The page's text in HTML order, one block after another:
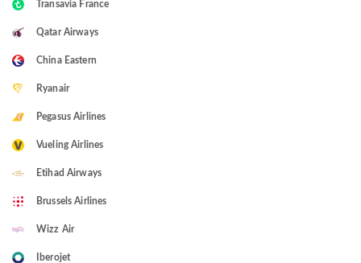
Transavia France
Qatar Airways
China Eastern
Ryanair
Pegasus Airlines
Vueling Airlines
Etihad Airways
Brussels Airlines
Wizz Air
Iberojet